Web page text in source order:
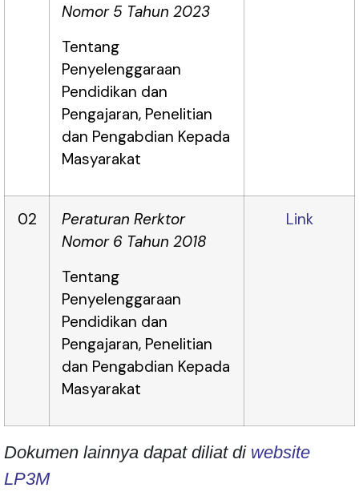
Nomor 5 Tahun 2023
Tentang
Penyelenggaraan
Pendidikan dan
Pengajaran, Penelitian
dan Pengabdian Kepada
Masyarakat
02
Peraturan Rerktor
Nomor 6 Tahun 2018
Tentang
Penyelenggaraan
Pendidikan dan
Pengajaran, Penelitian
dan Pengabdian Kepada
Masyarakat
Link
Dokumen lainnya dapat diliat di website
LP3M